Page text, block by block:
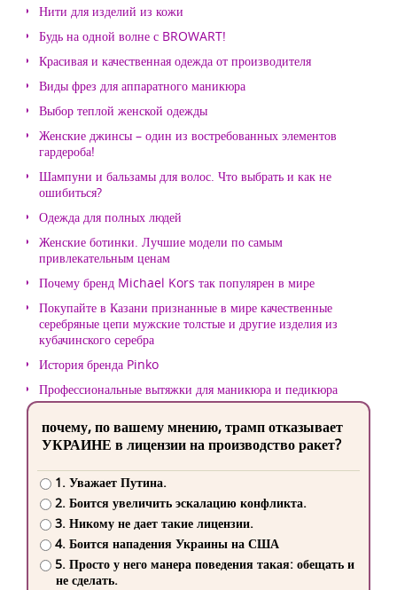
Нити для изделий из кожи
Будь на одной волне с BROWART!
Красивая и качественная одежда от производителя
Виды фрез для аппаратного маникюра
Выбор теплой женской одежды
Женские джинсы – один из востребованных элементов
гардероба!
Шампуни и бальзамы для волос. Что выбрать и как не
ошибиться?
Одежда для полных людей
Женские ботинки. Лучшие модели по самым
привлекательным ценам
Почему бренд Michael Kors так популярен в мире
Покупайте в Казани признанные в мире качественные
серебряные цепи мужские толстые и другие изделия из
кубачинского серебра
История бренда Pinko
Профессиональные вытяжки для маникюра и педикюра
почему, по вашему мнению, трамп отказывает
УКРАИНЕ в лицензии на производство ракет?
1. Уважает Путина.
2. Боится увеличить эскалацию конфликта.
3. Никому не дает такие лицензии.
4. Боится нападения Украины на США
5. Просто у него манера поведения такая: обещать и
не сделать.